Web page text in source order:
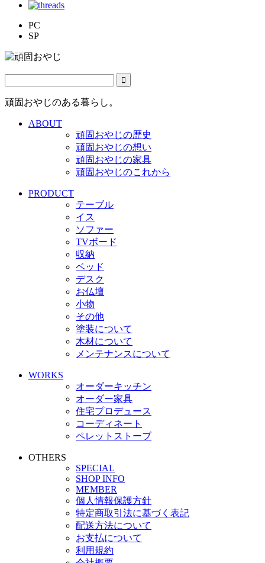
PC
SP
頑固おやじのある暮らし。
ABOUT
頑固おやじの歴史
頑固おやじの想い
頑固おやじの家具
頑固おやじのこれから
PRODUCT
テーブル
イス
ソファー
TVボード
収納
ベッド
デスク
お仏壇
小物
その他
塗装について
木材について
メンテナンスについて
WORKS
オーダーキッチン
オーダー家具
住宅プロデュース
コーディネート
ペレットストーブ
OTHERS
SPECIAL
SHOP INFO
MEMBER
個人情報保護方針
特定商取引法に基づく表記
配送方法について
お支払について
利用規約